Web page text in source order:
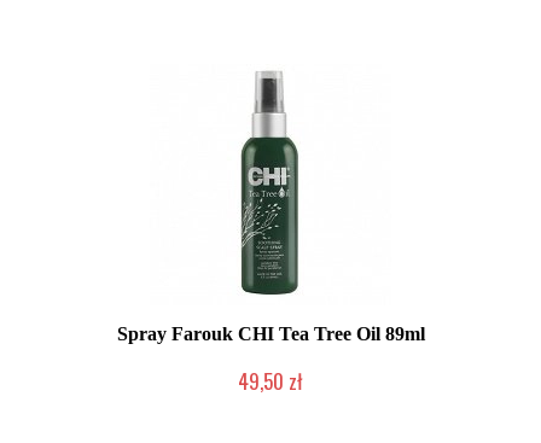
Spray Farouk CHI Tea Tree Oil 89ml
49,50 zł